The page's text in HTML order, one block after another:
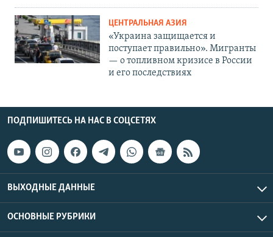
ЦЕНТРАЛЬНАЯ АЗИЯ
«Украина защищается и
поступает правильно». Мигранты
— о топливном кризисе в России
и его последствиях
ПОДПИШИТЕСЬ НА НАС В СОЦСЕТЯХ
ВЫХОДНЫЕ ДАННЫЕ
ОСНОВНЫЕ РУБРИКИ